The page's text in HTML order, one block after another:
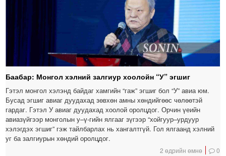
Баабар: Монгол хэлний залгиур хоолойн “У” эгшиг
Гэтэл монгол хэлэнд байдаг хамгийн “гаж” эгшиг бол “У” авиа юм.
Бусад эгшиг авиаг дуудахад зөвхөн амны хөндийгөөс чөлөөтэй
гардаг. Гэтэл У авиаг дуудахад хоолой оролцдог. Орчин үеийн
авиазүйгээр монголын у–ү-гийн ялгааг зүгээр “хойгуур–урдуур
хэлэгдэх эгшиг” гэж тайлбарлах нь хангалтгүй. Гол ялгаанд хэлний
уг ба залгиурын хөндий оролцдог.
2 өдрийн өмнө 0